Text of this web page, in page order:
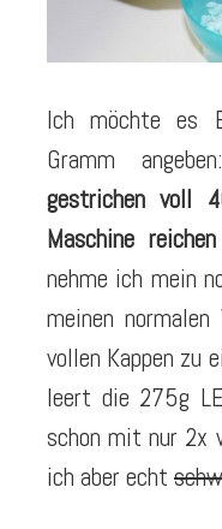
Ich möchte es
Gramm
gestrichen voll
Maschine
nehme ich mein
meinen
vollen Kappen zu
leert die 275g
schon mit nur 2x
ich aber echt